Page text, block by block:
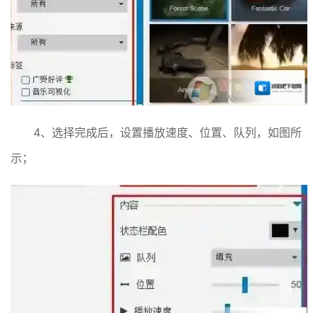
4、选择完成后，设置播放速度、位置、队列，如图所
示；